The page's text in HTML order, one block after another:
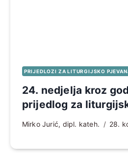
PRIJEDLOZI ZA LITURGIJSKO
24. nedjelja kroz
prijedlog za
Mirko Jurić, dipl. kateh. 28.